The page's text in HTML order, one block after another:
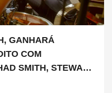
GANHARÁ
COM
SMITH, STEWART